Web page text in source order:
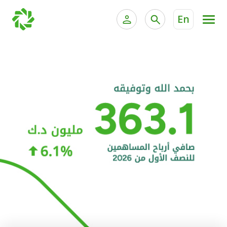
En
الخدمات المصرفية الإلكترونية للشركات
خدمة "بيتك" للتداول الإلكتروني
الحسابات المصرفية
البطاقات
"برامج العملاء"